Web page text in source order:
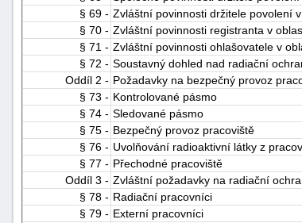
§ 69 - Zvláštní povinnosti držitele povolení
§ 70 - Zvláštní povinnosti registranta v
§ 71 - Zvláštní povinnosti ohlašovatele v
§ 72 - Soustavný dohled nad radiační
Oddíl 2 - Požadavky na bezpečný provoz
§ 73 - Kontrolované pásmo
§ 74 - Sledované pásmo
§ 75 - Bezpečný provoz pracoviště
§ 76 - Uvolňování radioaktivní látky z
§ 77 - Přechodné pracoviště
Oddíl 3 - Zvláštní požadavky na radiační
§ 78 - Radiační pracovníci
§ 79 - Externí pracovníci